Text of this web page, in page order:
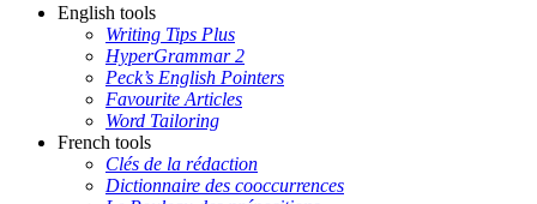
English tools
Writing Tips Plus
HyperGrammar 2
Peck’s English Pointers
Favourite Articles
Word Tailoring
French tools
Clés de la rédaction
Dictionnaire des cooccurrences